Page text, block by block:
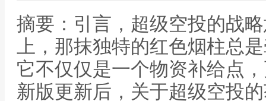
摘要：引言，超级空投的战
上，那抹独特的红色烟柱总
它不仅仅是一个物资补给点
新版更新后，关于超级空投